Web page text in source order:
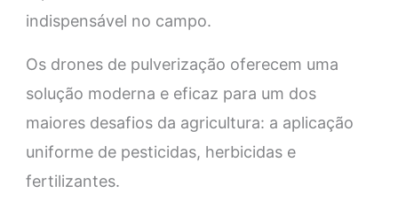
indispensável no campo.
Os drones de pulverização oferecem uma
solução moderna e eficaz para um dos
maiores desafios da agricultura: a aplicação
uniforme de pesticidas, herbicidas e
fertilizantes.